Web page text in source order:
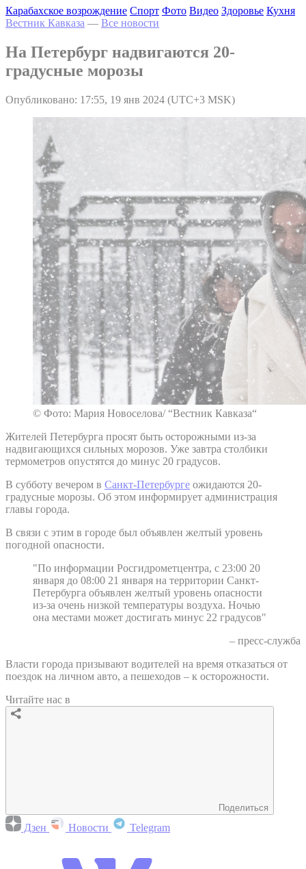
Карабахское возрождение Спорт Фото Видео Здоровье Кухня
Вестник Кавказа — Все новости
На Петербург надвигаются 20-
градусные морозы
Опубликовано: 17:55, 19 янв 2024 (UTC+3 MSK)
© Фото: Мария Новоселова/ “Вестник Кавказа“
Жителей Петербурга просят быть осторожными из-за
надвигающихся сильных морозов. Уже завтра столбики
термометров опустятся до минус 20 градусов.
В субботу вечером в Санкт-Петербурге ожидаются 20-
градусные морозы. Об этом информирует администрация
главы города.
В связи с этим в городе был объявлен желтый уровень
погодной опасности.
"По информации Росгидрометцентра, с 23:00 20
января до 08:00 21 января на территории Санкт-
Петербурга объявлен желтый уровень опасности
из-за очень низкой температуры воздуха. Ночью
она местами может достигать минус 22 градусов"
– пресс-служба
Власти города призывают водителей на время отказаться от
поездок на личном авто, а пешеходов – к осторожности.
Читайте нас в
Поделиться
Дзен Новости Telegram